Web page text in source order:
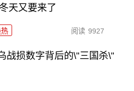
天又要来了
阅读 9927
战损数字背后的\"三国杀\"